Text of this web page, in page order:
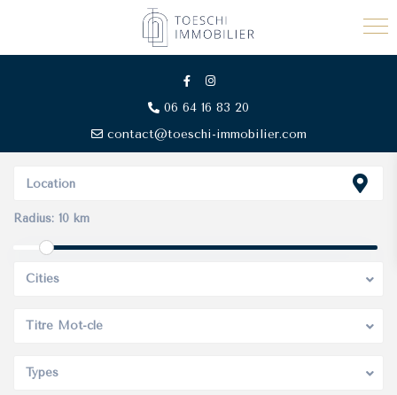
06 64 16 83 20
contact@toeschi-immobilier.com
Radius:10 km
Cities
Titre Mot-clé
Types